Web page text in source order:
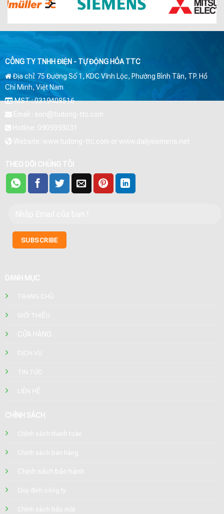
CÔNG TY TNHH ĐIỆN - TỰ ĐỘNG HÓA TTC
Địa chỉ: 75 Đường Số 1, KDC Vĩnh Lộc, Phường Bình Tân, TP. Hồ
Chí Minh, Việt Nam
MST : 0319408516
Email : son@tudong-ttc.com
Hotline: 0909393031
Website: www.tudong-ttc.com or www.dailysiemens.net
THEO DÕI CHÚNG TÔI
DANH MỤC
TRANG CHỦ
GIỚI THIỆU
CỬA HÀNG
DỊCH VỤ
TIN TỨC
LIÊN HỆ
CHÍNH SÁCH
Chính sách thanh toán
Chính sách bán hàng
Chính sách bảo hành
Quy định công ty
Chính sách bảo mật